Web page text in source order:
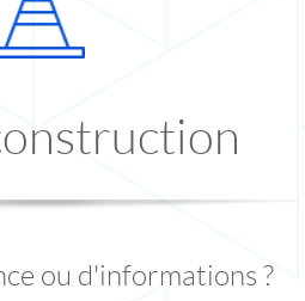
ou d'informations ?